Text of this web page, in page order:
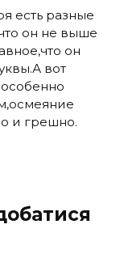
есть разные
он не выше
он
вот
и грешно.